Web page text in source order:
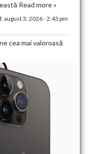
Read more »
august 3, 2026 - 2:43 pm
cea mai valoroasă